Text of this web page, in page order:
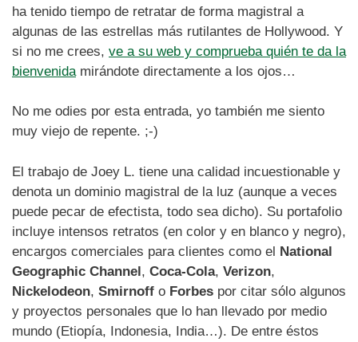
ha tenido tiempo de retratar de forma magistral a
algunas de las estrellas más rutilantes de Hollywood. Y
si no me crees, ve a su web y comprueba quién te da la
bienvenida mirándote directamente a los ojos…
No me odies por esta entrada, yo también me siento
muy viejo de repente. ;-)
El trabajo de Joey L. tiene una calidad incuestionable y
denota un dominio magistral de la luz (aunque a veces
puede pecar de efectista, todo sea dicho). Su portafolio
incluye intensos retratos (en color y en blanco y negro),
encargos comerciales para clientes como el National
Geographic Channel, Coca-Cola, Verizon,
Nickelodeon, Smirnoff o Forbes por citar sólo algunos
y proyectos personales que lo han llevado por medio
mundo (Etiopía, Indonesia, India…). De entre éstos